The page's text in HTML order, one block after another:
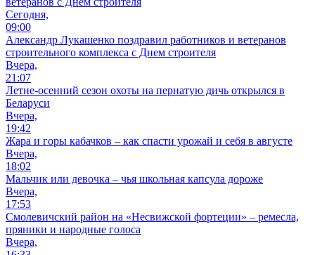
Сегодня,
09:00
Александр Лукашенко поздравил работников и ветеранов
строительного комплекса с Днем строителя
Вчера,
21:07
Летне-осенний сезон охоты на пернатую дичь открылся в
Беларуси
Вчера,
19:42
Жара и горы кабачков – как спасти урожай и себя в августе
Вчера,
18:02
Мальчик или девочка – чья школьная капсула дороже
Вчера,
17:53
Смолевичский район на «Несвижской фортеции» – ремесла,
пряники и народные голоса
Вчера,